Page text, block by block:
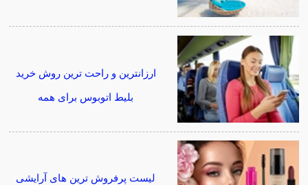
ارزانترین و راحت ترین روش خرید
بلیط اتوبوس برای همه
لیست پرفروش ترین های آرایشی